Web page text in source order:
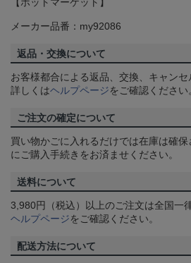
メーカー品番：my92086
返品・交換について
お客様都合による返品、交換、キャンセ
詳しくはヘルプページをご確認ください
ご注文の確定について
買い物かごに入れるだけでは在庫は確
にご購入手続きをお済ませください。
送料について
3,980円（税込）以上のご注文は全国一
ヘルプページをご確認ください。
配送方法について